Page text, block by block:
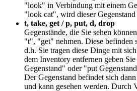
"look" in Verbindung mit einem
"look cat", wird dieser Gegenstand
t, take, get / p, put, d, drop
Gegenstände, die Sie sehen
"t", "get" nehmen. Diese befinden
d.h. Sie tragen diese Dinge mit
dem Inventory entfernen geben
Gegenstand" oder "put
Der Gegenstand befindet sich
und kann gesehen werden. Durch